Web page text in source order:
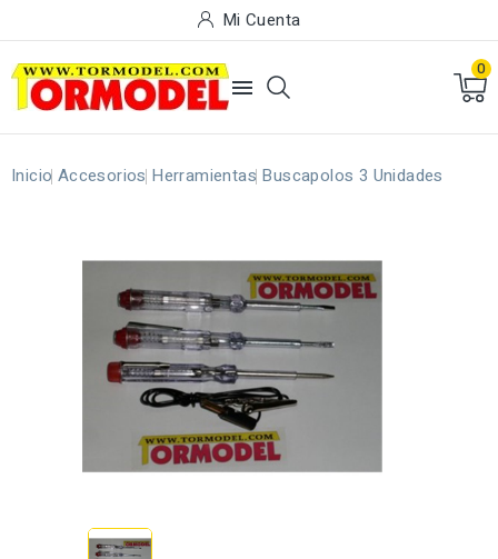
Mi Cuenta

0
Inicio Accesorios Herramientas Buscapolos 3 Unidades